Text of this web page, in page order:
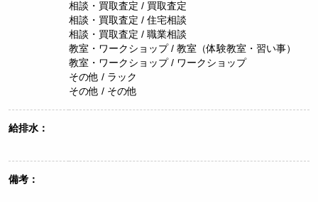
相談・買取査定 / 買取査定
相談・買取査定 / 住宅相談
相談・買取査定 / 職業相談
教室・ワークショップ / 教室（体験教室・習い事）
教室・ワークショップ / ワークショップ
その他 / ラック
その他 / その他
給排水：
備考：